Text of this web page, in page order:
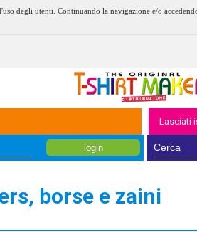
degli utenti. Continuando la navigazione e/o
Lasciati
login
borse e zaini